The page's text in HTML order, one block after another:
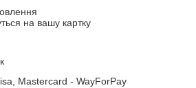
на вашу картку
Mastercard - WayForPay